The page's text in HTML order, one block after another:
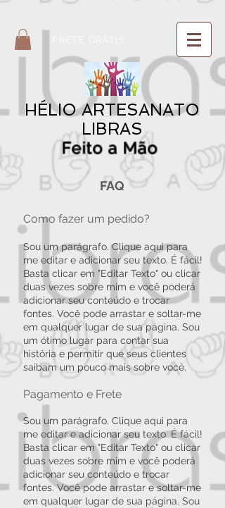
Artesanato LIBRAS ARTESANATO LIBRAS HÉLIO
HÉLIO ARTESANATO
LIBRAS
Feito a Mão
FAQ
Como fazer um pedido?
Sou um parágrafo. Clique aqui para
me editar e adicionar seu texto. É fácil!
Basta clicar em "Editar Texto" ou clicar
duas vezes sobre mim e você poderá
adicionar seu conteúdo e trocar
fontes. Você pode arrastar e soltar-me
em qualquer lugar de sua página. Sou
um ótimo lugar para contar sua
história e permitir que seus clientes
saibam um pouco mais sobre você.
Pagamento e Frete
Sou um parágrafo. Clique aqui para
me editar e adicionar seu texto. É fácil!
Basta clicar em "Editar Texto" ou clicar
duas vezes sobre mim e você poderá
adicionar seu conteúdo e trocar
fontes. Você pode arrastar e soltar-me
em qualquer lugar de sua página. Sou